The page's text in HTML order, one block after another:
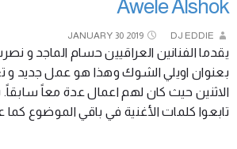
Awele Alshok
JANUARY 30 2019 DJ EDDIE
يقدما الفنانين العراقيين حسام الماجد و
بعنوان اويلي الشوك وهذا هو عمل جديد و
الاثنين حيث كان لهم اعمال عدة معاً سابقاً.
تابعوا كلمات الأغنية في باقي الموضوع كما